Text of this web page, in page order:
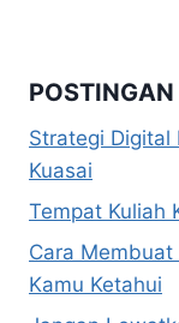
POSTINGAN
Strategi Digital
Kuasai
Tempat Kuliah
Cara
Kamu Ketahui